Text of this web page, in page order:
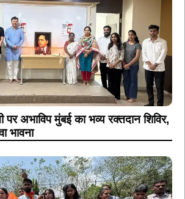
अभाविप मुंबई का भव्य रक्तदान शिविर,
भावना